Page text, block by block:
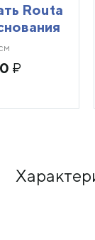
Routa
₽